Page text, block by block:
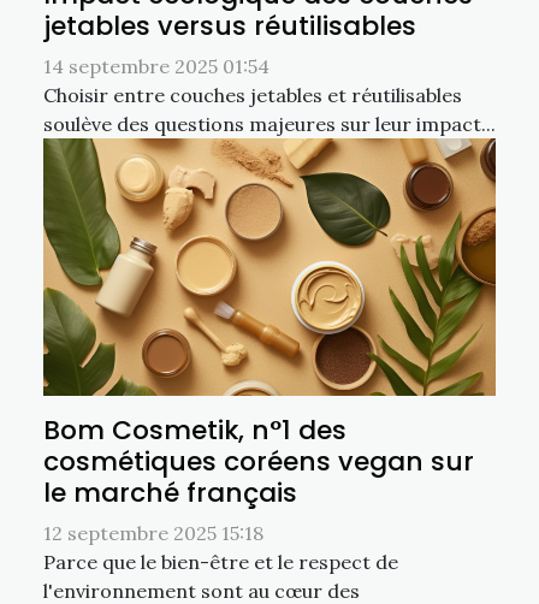
jetables versus réutilisables
14 septembre 2025 01:54
Choisir entre couches jetables et réutilisables
soulève des questions majeures sur leur impact...
Bom Cosmetik, n°1 des
cosmétiques coréens vegan sur
le marché français
12 septembre 2025 15:18
Parce que le bien-être et le respect de
l'environnement sont au cœur des